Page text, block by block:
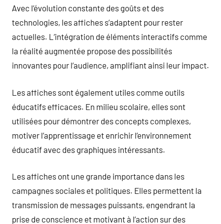
Avec l’évolution constante des goûts et des
technologies, les affiches s’adaptent pour rester
actuelles. L’intégration de éléments interactifs comme
la réalité augmentée propose des possibilités
innovantes pour l’audience, amplifiant ainsi leur impact.
Les affiches sont également utiles comme outils
éducatifs efficaces. En milieu scolaire, elles sont
utilisées pour démontrer des concepts complexes,
motiver l’apprentissage et enrichir l’environnement
éducatif avec des graphiques intéressants.
Les affiches ont une grande importance dans les
campagnes sociales et politiques. Elles permettent la
transmission de messages puissants, engendrant la
prise de conscience et motivant à l’action sur des